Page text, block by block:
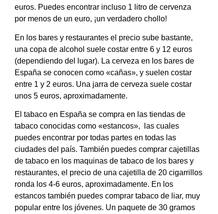
euros. Puedes encontrar incluso 1 litro de cervenza
por menos de un euro, ¡un verdadero chollo!
En los bares y restaurantes el precio sube bastante,
una copa de alcohol suele costar entre 6 y 12 euros
(dependiendo del lugar). La cerveza en los bares de
España se conocen como «cañas», y suelen costar
entre 1 y 2 euros. Una jarra de cerveza suele costar
unos 5 euros, aproximadamente.
El tabaco en España se compra en las tiendas de
tabaco conocidas como «estancos», las cuales
puedes encontrar por todas partes en todas las
ciudades del país. También puedes comprar cajetillas
de tabaco en los maquinas de tabaco de los bares y
restaurantes, el precio de una cajetilla de 20 cigarrillos
ronda los 4-6 euros, aproximadamente. En los
estancos también puedes comprar tabaco de liar, muy
popular entre los jóvenes. Un paquete de 30 gramos